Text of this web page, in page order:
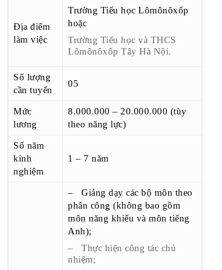
Địa điểm
làm việc
Trường Tiểu học Lômônôxốp
hoặc
Trường Tiểu học và THCS
Lômônôxốp Tây Hà Nội.
Số lượng
cần tuyển
05
Mức
lương
8.000.000 – 20.000.000 (tùy
theo năng lực)
Số năm
kinh
nghiệm
1 – 7 năm
– Giảng dạy các bộ môn theo
phân công (không bao gồm
môn năng khiếu và môn tiếng
Anh);
– Thực hiện công tác chủ
nhiệm;